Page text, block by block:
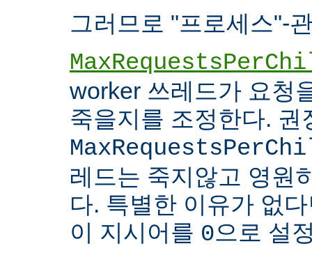
그러므로 "프로세스"-
worker 쓰레드가 요청
죽을지를 조정한다. 권
레드는 죽지않고 영원
다. 특별한 이유가 없
이 지시어를 0으로 설